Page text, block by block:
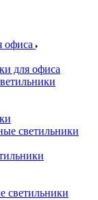
офиса
для офиса
светильники
светильники